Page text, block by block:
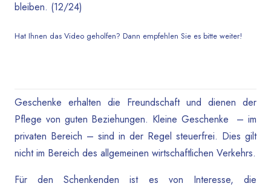
bleiben. (12/24)
Hat Ihnen das Video geholfen? Dann empfehlen Sie es bitte weiter!
Geschenke erhalten die Freundschaft und dienen der
Pflege von guten Beziehungen. Kleine Geschenke – im
privaten Bereich – sind in der Regel steuerfrei. Dies gilt
nicht im Bereich des allgemeinen wirtschaftlichen Verkehrs.
Für den Schenkenden ist es von Interesse, die